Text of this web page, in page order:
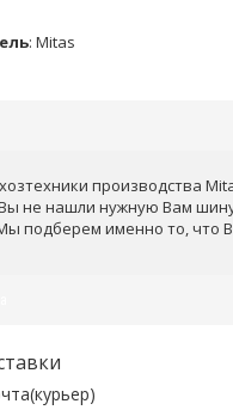
: Mitas
производства
не нашли нужную Вам
Мы подберем именно то, что